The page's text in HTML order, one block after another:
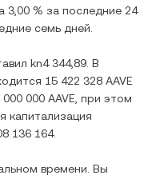
3,00 % за последние 24
семь дней.
kn4 344,89 . В
15 422 328 AAVE
000 000 AAVE , при этом
капитализация
136 164.
времени. Вы